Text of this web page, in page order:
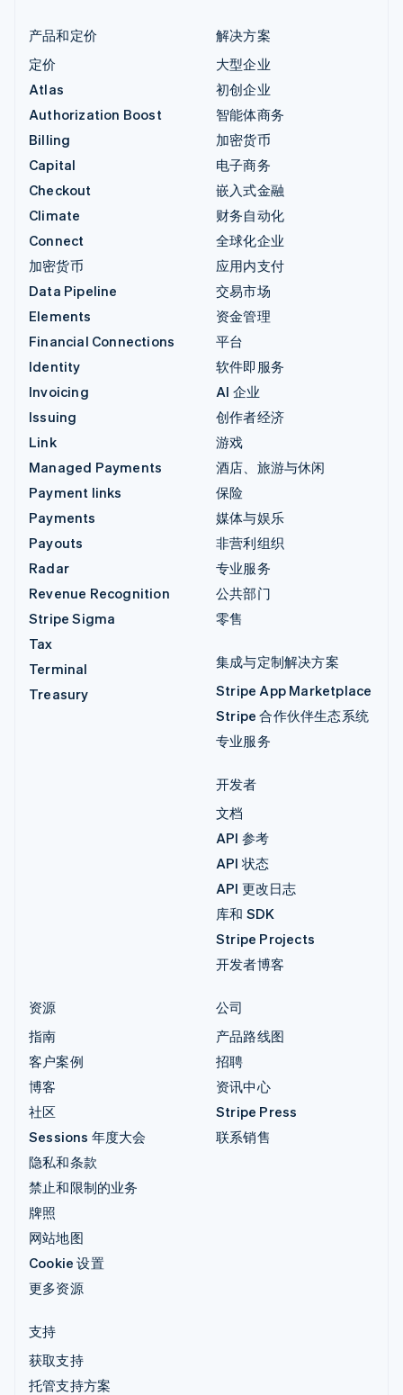
产品和定价
定价
Atlas
Authorization Boost
Billing
Capital
Checkout
Climate
Connect
加密货币
Data Pipeline
Elements
Financial Connections
Identity
Invoicing
Issuing
Link
Managed Payments
Payment links
Payments
Payouts
Radar
Revenue Recognition
Stripe Sigma
Tax
Terminal
Treasury
解决方案
大型企业
初创企业
智能体商务
加密货币
电子商务
嵌入式金融
财务自动化
全球化企业
应用内支付
交易市场
资金管理
平台
软件即服务
AI 企业
创作者经济
游戏
酒店、旅游与休闲
保险
媒体与娱乐
非营利组织
专业服务
公共部门
零售
集成与定制解决方案
Stripe App Marketplace
Stripe 合作伙伴生态系统
专业服务
开发者
文档
API 参考
API 状态
API 更改日志
库和 SDK
Stripe Projects
开发者博客
资源
指南
客户案例
博客
社区
Sessions 年度大会
隐私和条款
禁止和限制的业务
牌照
网站地图
Cookie 设置
更多资源
公司
产品路线图
招聘
资讯中心
Stripe Press
联系销售
支持
获取支持
托管支持方案